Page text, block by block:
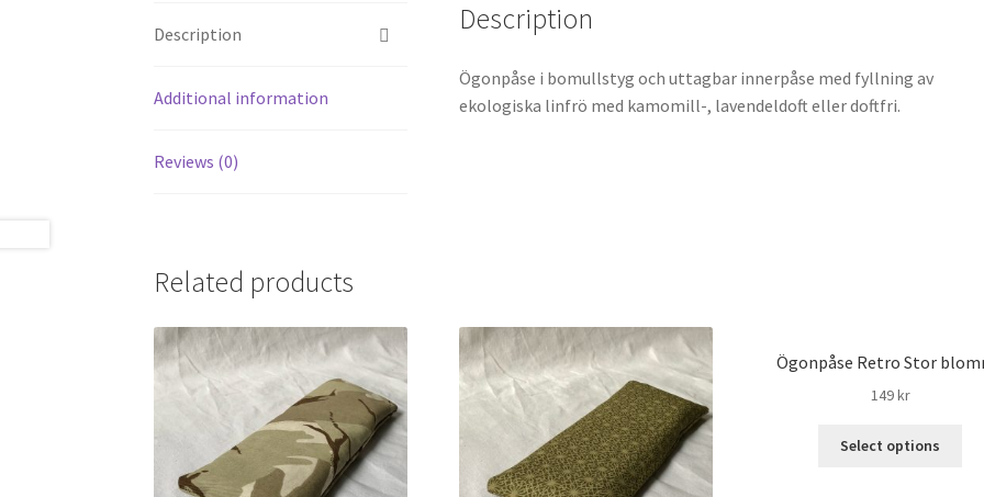
Description
Additional information
Reviews (0)
Description
Ögonpåse i bomullstyg och uttagbar innerpåse med fyllning av
ekologiska linfrö med kamomill-, lavendeldoft eller doftfri.
Related products
Ögonpåse Retro Stor
149kr
Select options